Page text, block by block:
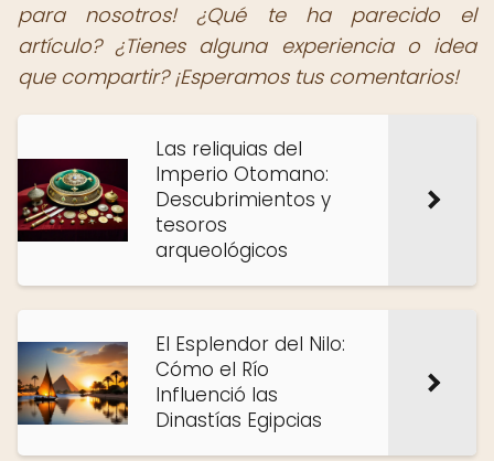
para nosotros! ¿Qué te ha parecido el
artículo? ¿Tienes alguna experiencia o idea
que compartir? ¡Esperamos tus comentarios!
Las reliquias del
Imperio Otomano:
Descubrimientos y
tesoros
arqueológicos
El Esplendor del Nilo:
Cómo el Río
Influenció las
Dinastías Egipcias